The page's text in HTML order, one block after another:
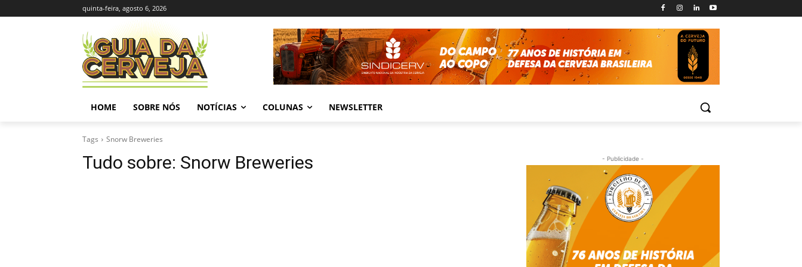
quinta-feira, agosto 6, 2026
HOME SOBRE NÓS NOTÍCIAS COLUNAS NEWSLETTER
Tags Snorw Breweries
Tudo sobre: Snorw Breweries - Publicidade -